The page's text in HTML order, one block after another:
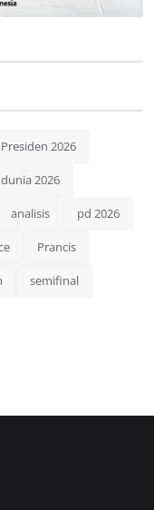
2026
2026
analisis pd 2026
Prancis
semifinal